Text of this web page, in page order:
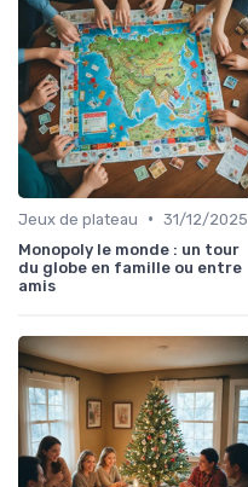
Jeux de plateau • 31/12/2025
Monopoly le monde : un tour
du globe en famille ou entre
amis